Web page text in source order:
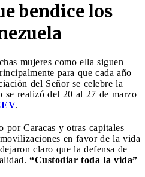
bendice los
mujeres como ella siguen
para que cada año
del Señor se celebre la
se realizó del 20 al 27 de marzo
.
por Caracas y otras capitales
en favor de la vida
claro que la defensa de
“Custodiar toda la vida”